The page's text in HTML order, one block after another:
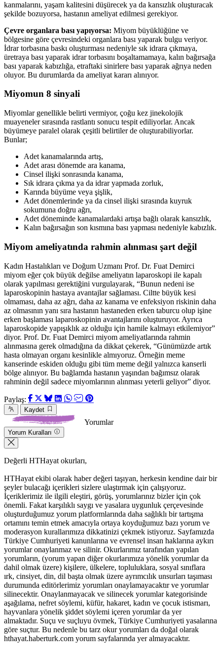
kanmalarını, yaşam kalitesini düşürecek ya da kansızlık oluşturacak
şekilde bozuyorsa, hastanın ameliyat edilmesi gerekiyor.
Çevre organlara bası yapıyorsa: Miyom büyüklüğüne ve
bölgesine göre çevresindeki organlara bası yaparak bulgu veriyor.
İdrar torbasına baskı oluşturması nedeniyle sık idrara çıkmaya,
üretraya bası yaparak idrar torbasını boşaltamamaya, kalın bağırsağa
bası yaparak kabızlığa, etraftaki sinirlere bası yaparak ağrıya neden
oluyor. Bu durumlarda da ameliyat kararı alınıyor.
Miyomun 8 sinyali
Miyomlar genellikle belirti vermiyor, çoğu kez jinekolojik
muayeneler sırasında rastlantı sonucu tespit ediliyorlar. Ancak
büyümeye paralel olarak çeşitli belirtiler de oluşturabiliyorlar.
Bunlar;
Adet kanamalarında artış,
Adet arası dönemde ara kanama,
Cinsel ilişki sonrasında kanama,
Sık idrara çıkma ya da idrar yapmada zorluk,
Karında büyüme veya şişlik,
Adet dönemlerinde ya da cinsel ilişki sırasında kuyruk
sokumuna doğru ağrı,
Adet döneminde kanamalardaki artışa bağlı olarak kansızlık,
Kalın bağırsağın son kısmına bası yapması nedeniyle kabızlık.
Miyom ameliyatında rahmin alınması şart değil
Kadın Hastalıkları ve Doğum Uzmanı Prof. Dr. Fuat Demirci
miyom eğer çok büyük değilse ameliyatın laparoskopi ile kapalı
olarak yapılması gerektiğini vurgulayarak, “Bunun nedeni ise
laparoskopinin hastaya avantajlar sağlaması. Ciltte büyük kesi
olmaması, daha az ağrı, daha az kanama ve enfeksiyon riskinin daha
az olmasının yanı sıra hastanın hastaneden erken taburcu olup işine
erken başlaması laparoskopinin avantajlarını oluşturuyor. Ayrıca
laparoskopide yapışıklık az olduğu için hamile kalmayı etkilemiyor”
diyor. Prof. Dr. Fuat Demirci miyom ameliyatlarında rahmin
alınmasına gerek olmadığına da dikkat çekerek, “Günümüzde artık
hasta olmayan organı kesinlikle almıyoruz. Örneğin meme
kanserinde eskiden olduğu gibi tüm meme değil yalnızca kanserli
bölge alınıyor. Bu bağlamda hastanın yaşından bağımsız olarak
rahminin değil sadece miyomlarının alınması yeterli geliyor” diyor.
Paylaş:
Kaydet
Yorumlar
Yorum Kuralları
Değerli HTHayat okurları,
HTHayat ekibi olarak haber değeri taşıyan, herkesin kendine dair bir
şeyler bulacağı içerikleri sizlere ulaştırmak için çalışıyoruz.
İçeriklerimiz ile ilgili eleştiri, görüş, yorumlarınız bizler için çok
önemli. Fakat karşılıklı saygı ve yasalara uygunluk çerçevesinde
oluşturduğumuz yorum platformlarında daha sağlıklı bir tartışma
ortamını temin etmek amacıyla ortaya koyduğumuz bazı yorum ve
moderasyon kurallarımıza dikkatinizi çekmek istiyoruz. Sayfamızda
Türkiye Cumhuriyeti kanunlarına ve evrensel insan haklarına aykırı
yorumlar onaylanmaz ve silinir. Okurlarımız tarafından yapılan
yorumların, (yorum yapan diğer okurlarımıza yönelik yorumlar da
dahil olmak üzere) kişilere, ülkelere, topluluklara, sosyal sınıflara
ırk, cinsiyet, din, dil başta olmak üzere ayrımcılık unsurları taşıması
durumunda editörlerimiz yorumları onaylamayacaktır ve yorumlar
silinecektir. Onaylanmayacak ve silinecek yorumlar kategorisinde
aşağılama, nefret söylemi, küfür, hakaret, kadın ve çocuk istismarı,
hayvanlara yönelik şiddet söylemi içeren yorumlar da yer
almaktadır. Suçu ve suçluyu övmek, Türkiye Cumhuriyeti yasalarına
göre suçtur. Bu nedenle bu tarz okur yorumları da doğal olarak
hthayat.haberturk.com yorum sayfalarında yer almayacaktır.